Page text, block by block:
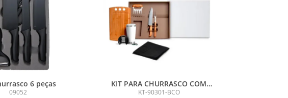
6 peças
09052
KIT PARA CHURRASCO COM
COPO TÉRMICO - 6 PÇS
KT-90301-BCO